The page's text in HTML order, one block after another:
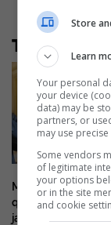
Të tjera nga
Mitch McConnell
qendra e
javësh, e paqartë
Store
Learn
Your personal
your device
data) may be
partners, or
may use
Some vendors
of legitimate
your options
or in the site
and cookie